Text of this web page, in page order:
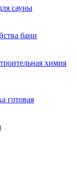
сауны
бани
химия
готовая